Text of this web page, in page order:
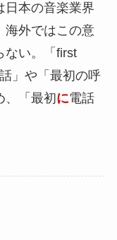
日本の音楽業界
海外ではこの意
ない。「first
」や「最初の呼
、「最初に電話